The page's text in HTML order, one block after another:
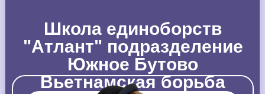
Школа единоборств
"Атлант" подразделение
Южное Бутово
Вьетнамская борьба